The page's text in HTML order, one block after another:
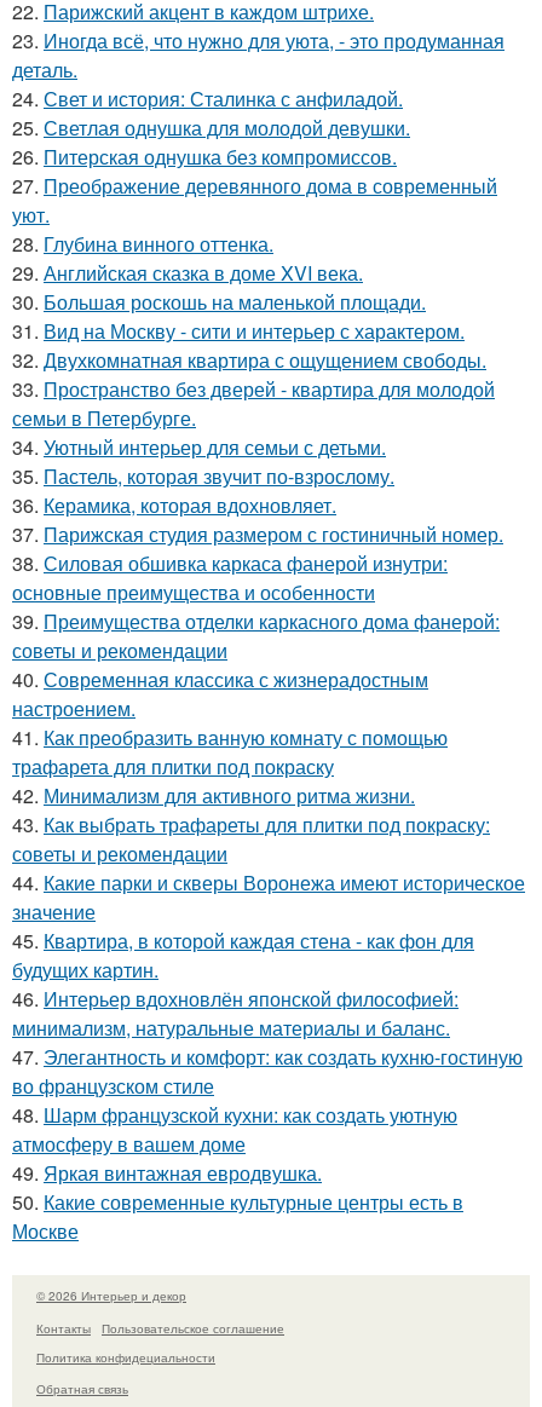
22. Парижский акцент в каждом штрихе.
23. Иногда всё, что нужно для уюта, - это продуманная
деталь.
24. Свет и история: Сталинка с анфиладой.
25. Светлая однушка для молодой девушки.
26. Питерская однушка без компромиссов.
27. Преображение деревянного дома в современный
уют.
28. Глубина винного оттенка.
29. Английская сказка в доме XVI века.
30. Большая роскошь на маленькой площади.
31. Вид на Москву - сити и интерьер с характером.
32. Двухкомнатная квартира с ощущением свободы.
33. Пространство без дверей - квартира для молодой
семьи в Петербурге.
34. Уютный интерьер для семьи с детьми.
35. Пастель, которая звучит по-взрослому.
36. Керамика, которая вдохновляет.
37. Парижская студия размером с гостиничный номер.
38. Силовая обшивка каркаса фанерой изнутри:
основные преимущества и особенности
39. Преимущества отделки каркасного дома фанерой:
советы и рекомендации
40. Современная классика с жизнерадостным
настроением.
41. Как преобразить ванную комнату с помощью
трафарета для плитки под покраску
42. Минимализм для активного ритма жизни.
43. Как выбрать трафареты для плитки под покраску:
советы и рекомендации
44. Какие парки и скверы Воронежа имеют историческое
значение
45. Квартира, в которой каждая стена - как фон для
будущих картин.
46. Интерьер вдохновлён японской философией:
минимализм, натуральные материалы и баланс.
47. Элегантность и комфорт: как создать кухню-гостиную
во французском стиле
48. Шарм французской кухни: как создать уютную
атмосферу в вашем доме
49. Яркая винтажная евродвушка.
50. Какие современные культурные центры есть в
Москве
© 2026 Интерьер и декор
Контакты
Пользовательское соглашение
Политика конфидециальности
Обратная связь